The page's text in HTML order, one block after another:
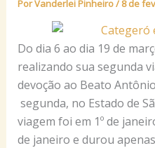
PorVanderlei Pinheiro/ 8 de
Do dia 6 ao dia 19 de
realizando sua segunda
devoção ao Beato
segunda, no Estado de
viagem foi em 1º de
de janeiro e durou